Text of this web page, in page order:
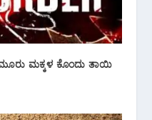
ಮಕ್ಕಳ ಕೊಂದು ತಾಯಿ